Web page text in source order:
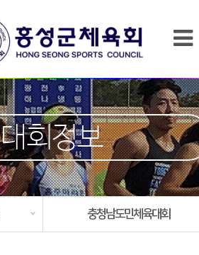
대회정보
충청남도민체육대회